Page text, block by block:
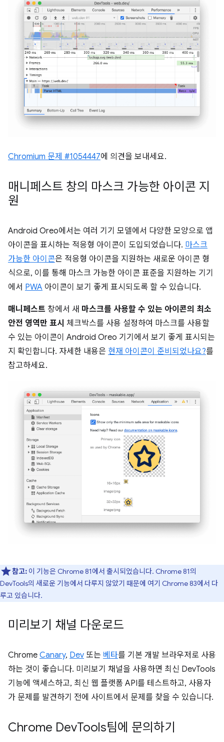
Chromium 문제 #1054447에 의견을 보내세요.
매니페스트 창의 마스크 가능한 아이콘 지
원
Android Oreo에서는 여러 기기 모델에서 다양한 모양으로 앱
아이콘을 표시하는 적응형 아이콘이 도입되었습니다. 마스크
가능한 아이콘은 적응형 아이콘을 지원하는 새로운 아이콘 형
식으로, 이를 통해 마스크 가능한 아이콘 표준을 지원하는 기기
에서 PWA 아이콘이 보기 좋게 표시되도록 할 수 있습니다.
매니페스트 창에서 새 마스크를 사용할 수 있는 아이콘의 최소
안전 영역만 표시 체크박스를 사용 설정하여 마스크를 사용할
수 있는 아이콘이 Android Oreo 기기에서 보기 좋게 표시되는
지 확인합니다. 자세한 내용은 현재 아이콘이 준비되었나요?를
참고하세요.
참고: 이 기능은 Chrome 81에서 출시되었습니다. Chrome 81의
DevTools의 새로운 기능에서 다루지 않았기 때문에 여기 Chrome 83에서 다
루고 있습니다.
미리보기 채널 다운로드
Chrome Canary, Dev 또는 베타를 기본 개발 브라우저로 사용
하는 것이 좋습니다. 미리보기 채널을 사용하면 최신 DevTools
기능에 액세스하고, 최신 웹 플랫폼 API를 테스트하고, 사용자
가 문제를 발견하기 전에 사이트에서 문제를 찾을 수 있습니다.
Chrome DevTools팀에 문의하기